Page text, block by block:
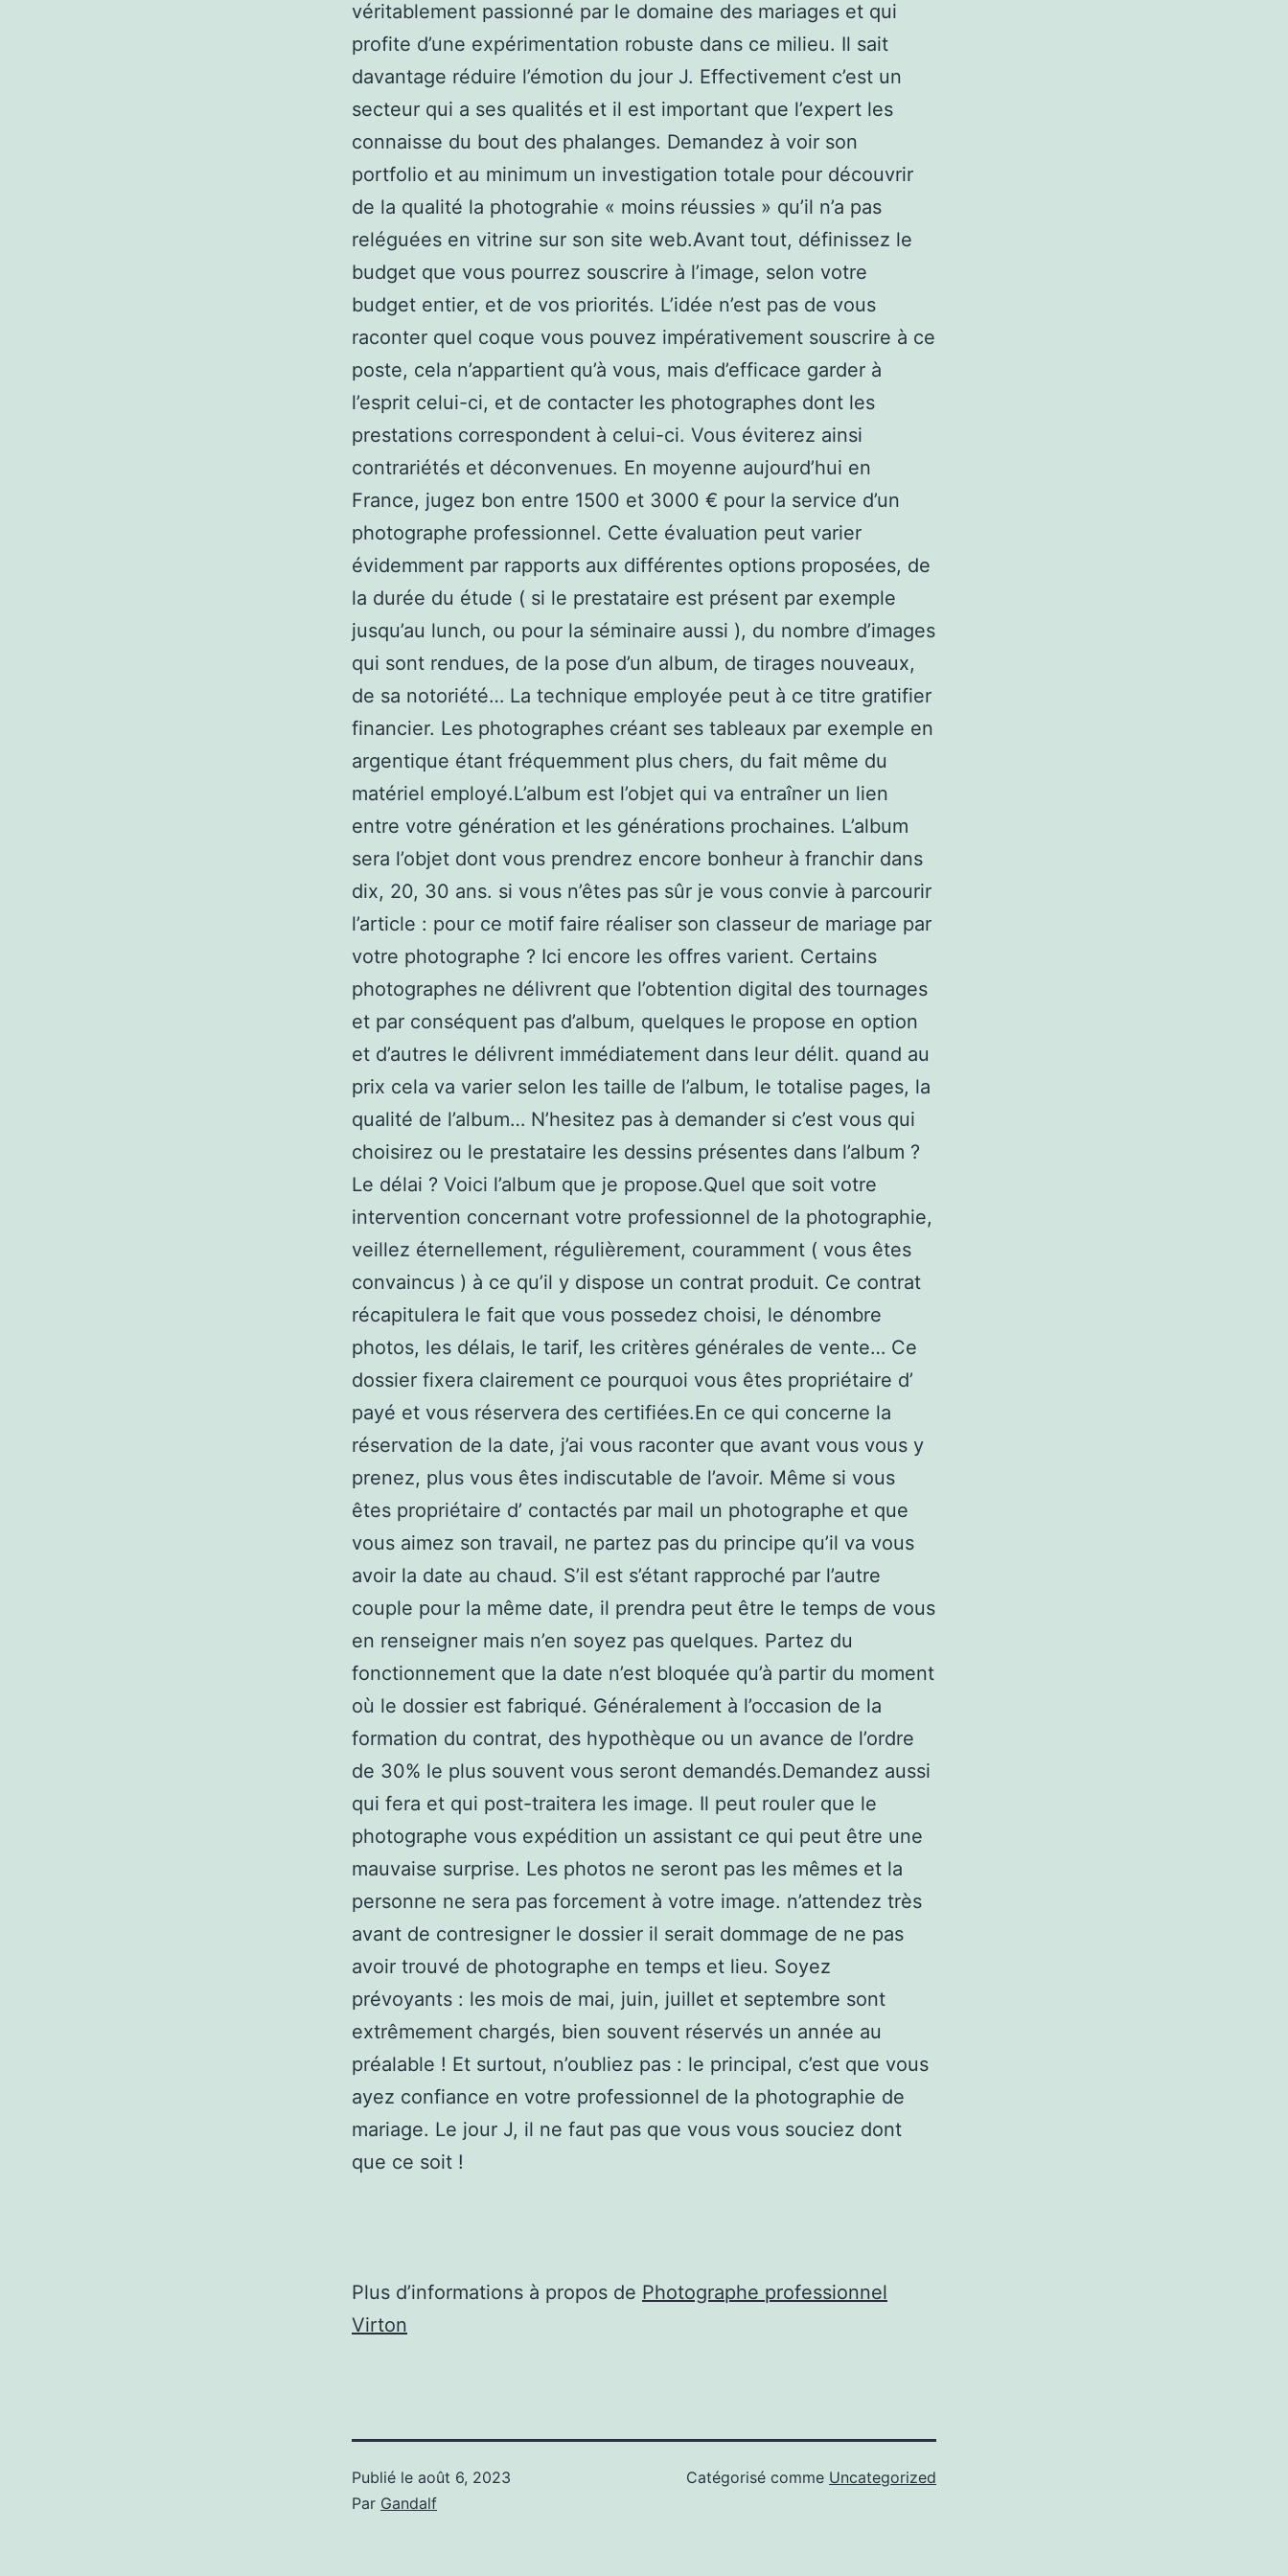
véritablement passionné par le domaine des mariages et qui
profite d’une expérimentation robuste dans ce milieu. Il sait
davantage réduire l’émotion du jour J. Effectivement c’est un
secteur qui a ses qualités et il est important que l’expert les
connaisse du bout des phalanges. Demandez à voir son
portfolio et au minimum un investigation totale pour découvrir
de la qualité la photograhie « moins réussies » qu’il n’a pas
reléguées en vitrine sur son site web.Avant tout, définissez le
budget que vous pourrez souscrire à l’image, selon votre
budget entier, et de vos priorités. L’idée n’est pas de vous
raconter quel coque vous pouvez impérativement souscrire à ce
poste, cela n’appartient qu’à vous, mais d’efficace garder à
l’esprit celui-ci, et de contacter les photographes dont les
prestations correspondent à celui-ci. Vous éviterez ainsi
contrariétés et déconvenues. En moyenne aujourd’hui en
France, jugez bon entre 1500 et 3000 € pour la service d’un
photographe professionnel. Cette évaluation peut varier
évidemment par rapports aux différentes options proposées, de
la durée du étude ( si le prestataire est présent par exemple
jusqu’au lunch, ou pour la séminaire aussi ), du nombre d’images
qui sont rendues, de la pose d’un album, de tirages nouveaux,
de sa notoriété… La technique employée peut à ce titre gratifier
financier. Les photographes créant ses tableaux par exemple en
argentique étant fréquemment plus chers, du fait même du
matériel employé.L’album est l’objet qui va entraîner un lien
entre votre génération et les générations prochaines. L’album
sera l’objet dont vous prendrez encore bonheur à franchir dans
dix, 20, 30 ans. si vous n’êtes pas sûr je vous convie à parcourir
l’article : pour ce motif faire réaliser son classeur de mariage par
votre photographe ? Ici encore les offres varient. Certains
photographes ne délivrent que l’obtention digital des tournages
et par conséquent pas d’album, quelques le propose en option
et d’autres le délivrent immédiatement dans leur délit. quand au
prix cela va varier selon les taille de l’album, le totalise pages, la
qualité de l’album… N’hesitez pas à demander si c’est vous qui
choisirez ou le prestataire les dessins présentes dans l’album ?
Le délai ? Voici l’album que je propose.Quel que soit votre
intervention concernant votre professionnel de la photographie,
veillez éternellement, régulièrement, couramment ( vous êtes
convaincus ) à ce qu’il y dispose un contrat produit. Ce contrat
récapitulera le fait que vous possedez choisi, le dénombre
photos, les délais, le tarif, les critères générales de vente… Ce
dossier fixera clairement ce pourquoi vous êtes propriétaire d’
payé et vous réservera des certifiées.En ce qui concerne la
réservation de la date, j’ai vous raconter que avant vous vous y
prenez, plus vous êtes indiscutable de l’avoir. Même si vous
êtes propriétaire d’ contactés par mail un photographe et que
vous aimez son travail, ne partez pas du principe qu’il va vous
avoir la date au chaud. S’il est s’étant rapproché par l’autre
couple pour la même date, il prendra peut être le temps de vous
en renseigner mais n’en soyez pas quelques. Partez du
fonctionnement que la date n’est bloquée qu’à partir du moment
où le dossier est fabriqué. Généralement à l’occasion de la
formation du contrat, des hypothèque ou un avance de l’ordre
de 30% le plus souvent vous seront demandés.Demandez aussi
qui fera et qui post-traitera les image. Il peut rouler que le
photographe vous expédition un assistant ce qui peut être une
mauvaise surprise. Les photos ne seront pas les mêmes et la
personne ne sera pas forcement à votre image. n’attendez très
avant de contresigner le dossier il serait dommage de ne pas
avoir trouvé de photographe en temps et lieu. Soyez
prévoyants : les mois de mai, juin, juillet et septembre sont
extrêmement chargés, bien souvent réservés un année au
préalable ! Et surtout, n’oubliez pas : le principal, c’est que vous
ayez confiance en votre professionnel de la photographie de
mariage. Le jour J, il ne faut pas que vous vous souciez dont
que ce soit !
Plus d’informations à propos de Photographe professionnel
Virton
Publié le août 6, 2023
Par Gandalf
Catégorisé comme Uncategorized